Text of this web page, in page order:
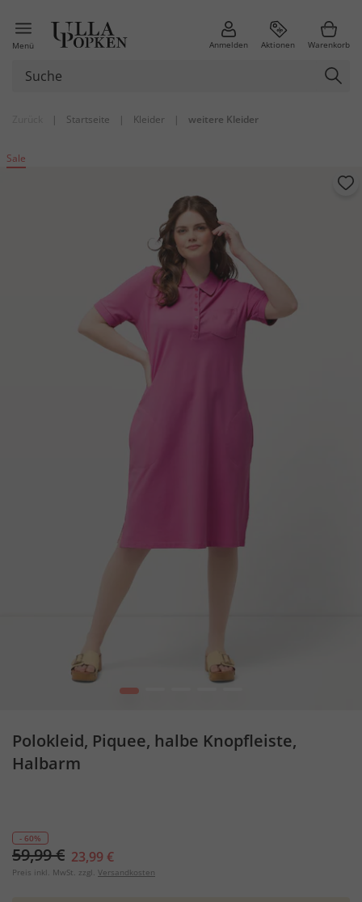
Menü Anmelden Aktionen Warenkorb
| Startseite | Kleider | weitere Kleider
Sale
1
Polokleid, Piquee, halbe Knopfleiste,
Halbarm
- 60%
59,99 € 23,99 €
Preis inkl. MwSt. zzgl. Versandkosten